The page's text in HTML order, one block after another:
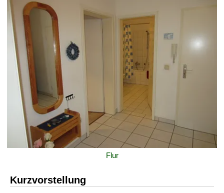
Flur
Kurzvorstellung